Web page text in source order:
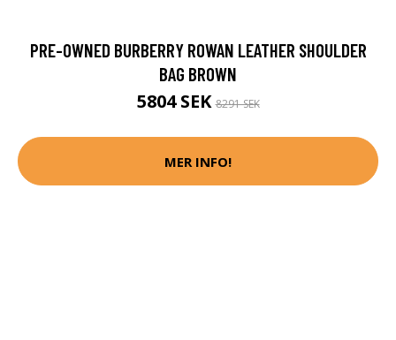
PRE-OWNED BURBERRY ROWAN LEATHER SHOULDER
BAG BROWN
5804 SEK8291 SEK
MER INFO!